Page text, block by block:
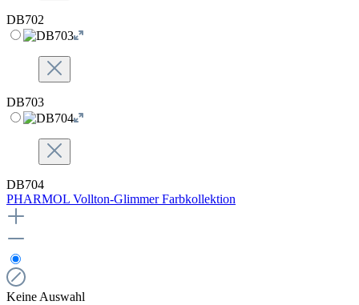
DB702
DB703
DB704
PHARMOL Vollton-Glimmer Farbkollektion
Keine Auswahl